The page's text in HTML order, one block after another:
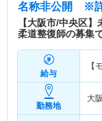
名称非公開 ※詳
【大阪市/中央区
柔道整復師の募集
給与
【
勤務地
大